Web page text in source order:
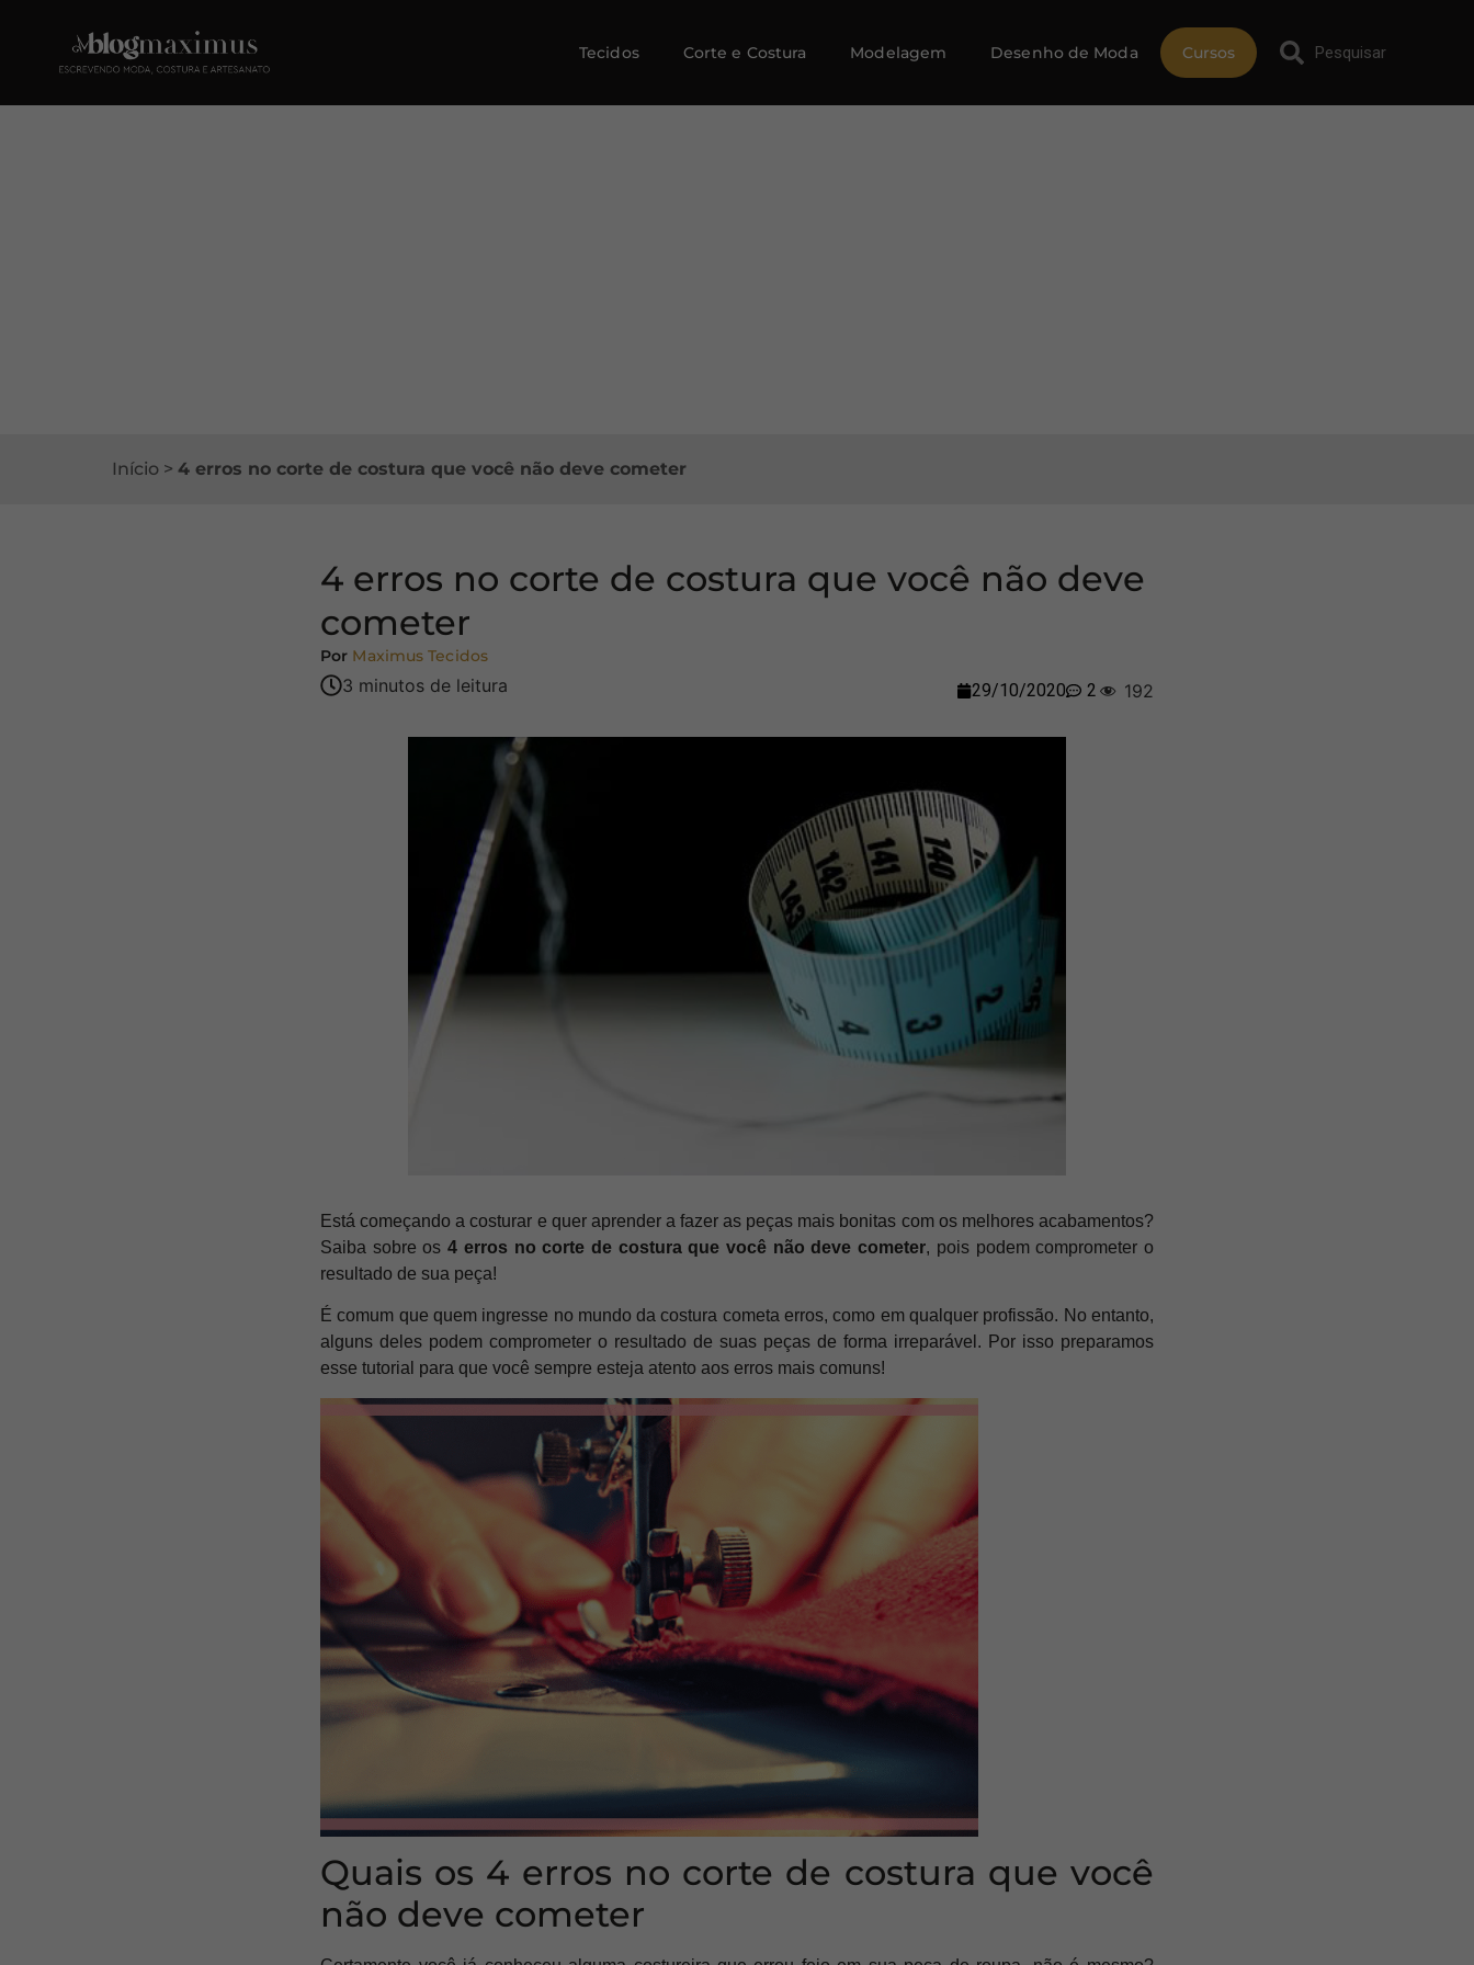
Tecidos Corte e Costura Modelagem Desenho de Moda Cursos
Início > 4 erros no corte de costura que você não deve cometer
4 erros no corte de costura que você não deve
cometer
Por Maximus Tecidos
29/10/2020 2 192
Está começando a costurar e quer aprender a fazer as peças mais bonitas com os melhores acabamentos?
Saiba sobre os4 erros no corte de costura que você não deve cometer, pois podem comprometer o
resultado de sua peça!
É comum que quem ingresse no mundo da costura cometa erros, como em qualquer profissão. No entanto,
alguns deles podem comprometer o resultado de suas peças de forma irreparável. Por isso preparamos
esse tutorial para que você sempre esteja atento aos erros mais comuns!
Quais os 4 erros no corte de costura que você
não deve cometer